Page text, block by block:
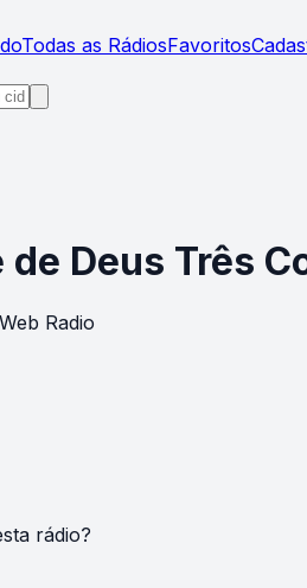
Todas as RádiosFavoritos
de Deus Três
Web Radio
rádio?